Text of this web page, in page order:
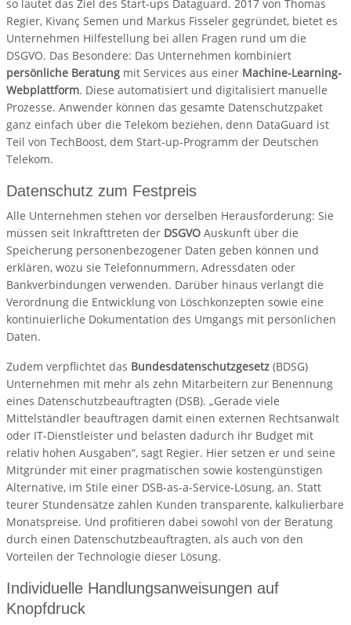
so lautet das Ziel des Start-ups Dataguard. 2017 von Thomas
Regier, Kivanç Semen und Markus Fisseler gegründet, bietet es
Unternehmen Hilfestellung bei allen Fragen rund um die
DSGVO. Das Besondere: Das Unternehmen kombiniert
persönliche Beratung mit Services aus einer Machine-Learning-
Webplattform. Diese automatisiert und digitalisiert manuelle
Prozesse. Anwender können das gesamte Datenschutzpaket
ganz einfach über die Telekom beziehen, denn DataGuard ist
Teil von TechBoost, dem Start-up-Programm der Deutschen
Telekom.
Datenschutz zum Festpreis
Alle Unternehmen stehen vor derselben Herausforderung: Sie
müssen seit Inkrafttreten der DSGVO Auskunft über die
Speicherung personenbezogener Daten geben können und
erklären, wozu sie Telefonnummern, Adressdaten oder
Bankverbindungen verwenden. Darüber hinaus verlangt die
Verordnung die Entwicklung von Löschkonzepten sowie eine
kontinuierliche Dokumentation des Umgangs mit persönlichen
Daten.
Zudem verpflichtet das Bundesdatenschutzgesetz (BDSG)
Unternehmen mit mehr als zehn Mitarbeitern zur Benennung
eines Datenschutzbeauftragten (DSB). „Gerade viele
Mittelständler beauftragen damit einen externen Rechtsanwalt
oder IT-Dienstleister und belasten dadurch ihr Budget mit
relativ hohen Ausgaben“, sagt Regier. Hier setzen er und seine
Mitgründer mit einer pragmatischen sowie kostengünstigen
Alternative, im Stile einer DSB-as-a-Service-Lösung, an. Statt
teurer Stundensätze zahlen Kunden transparente, kalkulierbare
Monatspreise. Und profitieren dabei sowohl von der Beratung
durch einen Datenschutzbeauftragten, als auch von den
Vorteilen der Technologie dieser Lösung.
Individuelle Handlungsanweisungen auf
Knopfdruck